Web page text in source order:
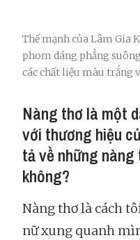
Thế mạnh của Lâm Gia
phom dáng phẳng
các chất liệu màu trắng
Nàng thơ là một
với thương hiệu
tả về những
không?
Nàng thơ là cách
nữ xung quanh